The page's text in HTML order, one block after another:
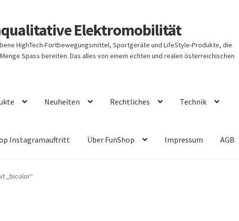
Elektromobilität
HighTech-Fortbewegungsmittel, Sportgeräte und LifeStyle-Produkte, die
Spass bereiten. Das alles von einem echten und realen österreichischen
Neuheiten Rechtliches Technik
Instagramauftritt Über FunShop Impressum AGB
„bicolor“